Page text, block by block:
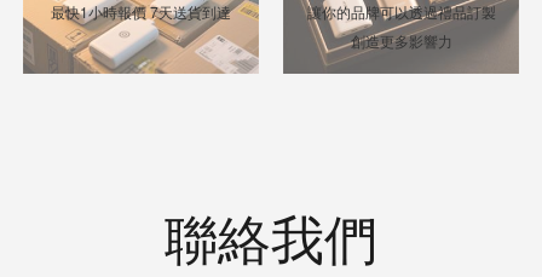
最快1小時報價 7天送貨到達
讓你的品牌可以透過禮品訂製
創造更多影響力
聯絡我們